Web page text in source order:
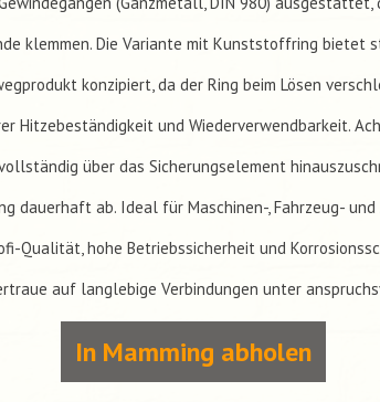
klemmen. Die Variante mit Kunststoffring bietet
konzipiert, da der Ring beim Lösen
Hitzebeständigkeit und Wiederverwendbarkeit.
über das Sicherungselement
dauerhaft ab. Ideal für Maschinen-, Fahrzeug-
Qualität, hohe Betriebssicherheit und
auf langlebige Verbindungen unter
In Mamming abholen